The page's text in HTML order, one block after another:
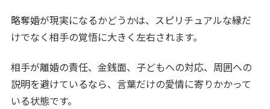
略奪婚が現実になるかどうかは、スピリチュアルな縁だ
けでなく相手の覚悟に大きく左右されます。
相手が離婚の責任、金銭面、子どもへの対応、周囲への
説明を避けているなら、言葉だけの愛情に寄りかかって
いる状態です。